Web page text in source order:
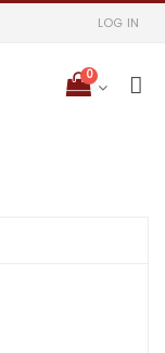
LOG IN
0